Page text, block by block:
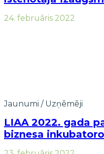
24. februāris 2022
Jaunumi / Uzņēmēji
LIAA 2022. gada
biznesa